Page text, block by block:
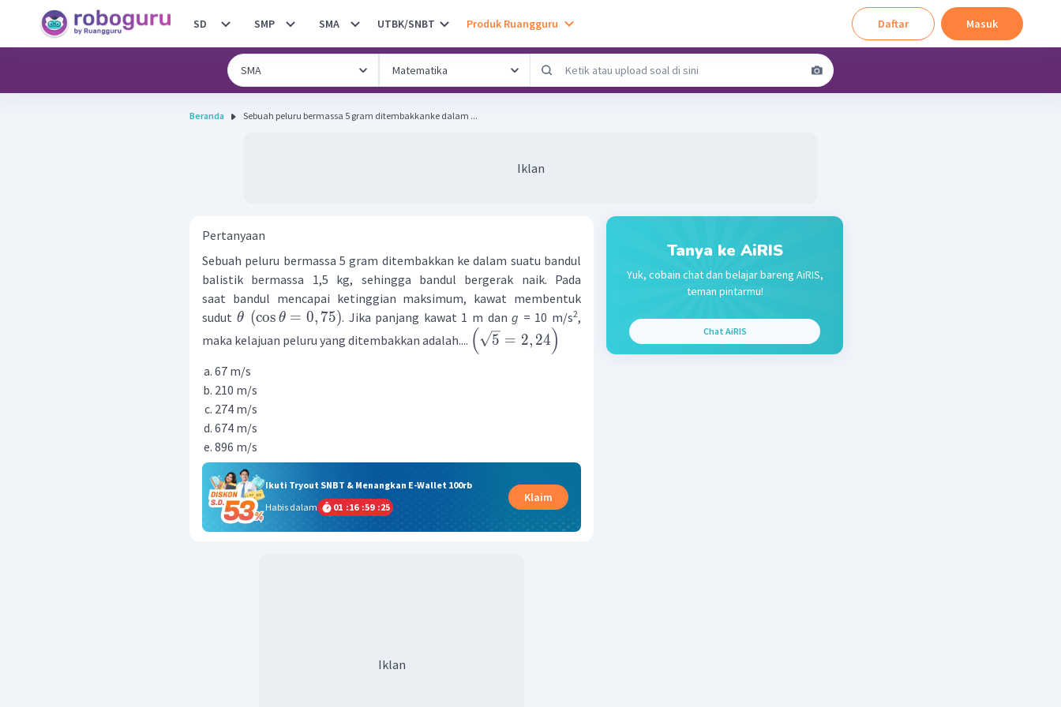
SD SMP SMA UTBK/SNBT Produk Ruangguru Daftar Masuk
Beranda Sebuah peluru bermassa 5 gram ditembakkanke dalam ...
Iklan
Pertanyaan
Sebuah peluru bermassa 5 gram ditembakkan ke dalam suatu bandul
balistik bermassa 1,5 kg, sehingga bandul bergerak naik. Pada
saat bandul mencapai ketinggian maksimum, kawat membentuk
sudut θ (cos θ = 0, 75). Jika panjang kawat 1 m dang = 10 m/s2,
maka kelajuan peluru yang ditembakkan adalah.... ( 5 = 2, 24)
67 m/s
210 m/s
274 m/s
674 m/s
896 m/s
Ikuti Tryout SNBT & Menangkan E-Wallet 100rb
Habis dalam
01 :16 :59 :24
Klaim
Iklan
Tanya ke AiRIS
Yuk, cobain chat dan belajar bareng AiRIS,
teman pintarmu!
Chat AiRIS